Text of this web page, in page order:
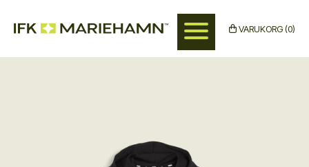
VARUKORG (0)